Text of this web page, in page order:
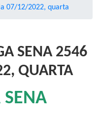
07/12/2022, quarta
SENA 2546
QUARTA